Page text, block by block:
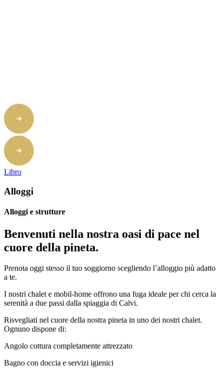
Libro
Alloggi
Alloggi e strutture
Benvenuti nella nostra oasi di pace nel
cuore della pineta.
Prenota oggi stesso il tuo soggiorno scegliendo l’alloggio più adatto
a te.
I nostri chalet e mobil-home offrono una fuga ideale per chi cerca la
serenità a due passi dalla spiaggia di Calvi.
Risvegliati nel cuore della nostra pineta in uno dei nostri chalet.
Ognuno dispone di:
Angolo cottura completamente attrezzato
Bagno con doccia e servizi igienici